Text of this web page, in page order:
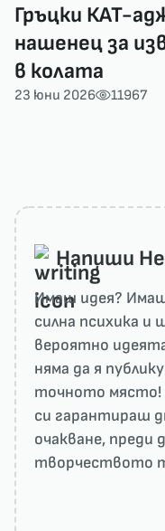
Гръцки КАТ-
нашенец за
в колата
23 юни 2026 11967
Напиши
Имаш идея?
силна психика и
вероятно
няма да я
точното място!
си гарантираш
очакване, преди
творчеството